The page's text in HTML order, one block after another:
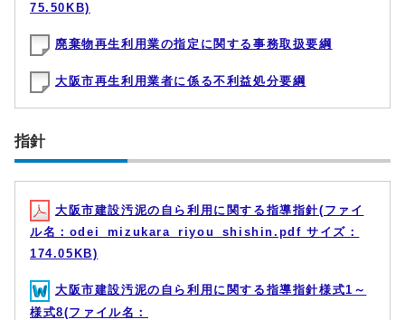
75.50KB)
廃棄物再生利用業の指定に関する事務取扱要綱
大阪市再生利用業者に係る不利益処分要綱
指針
大阪市建設汚泥の自ら利用に関する指導指針(ファイ
ル名：odei_mizukara_riyou_shishin.pdf サイズ：
174.05KB)
大阪市建設汚泥の自ら利用に関する指導指針様式1～
様式8(ファイル名：